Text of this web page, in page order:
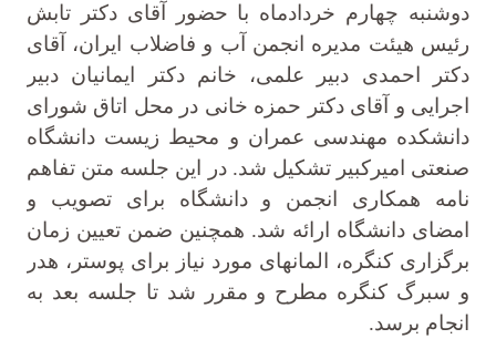
دوشنبه چهارم خردادماه با حضور آقای دکتر تابش
رئیس هیئت مدیره انجمن آب و فاضلاب ایران، آقای
دکتر احمدی دبیر علمی، خانم دکتر ایمانیان دبیر
اجرایی و آقای دکتر حمزه خانی در محل اتاق شورای
دانشکده مهندسی عمران و محیط زیست دانشگاه
صنعتی امیرکبیر تشکیل شد. در این جلسه متن تفاهم
نامه همکاری انجمن و دانشگاه برای تصویب و
امضای دانشگاه ارائه شد. همچنین ضمن تعیین زمان
برگزاری کنگره، المانهای مورد نیاز برای پوستر، هدر
و سبرگ کنگره مطرح و مقرر شد تا جلسه بعد به
انجام برسد.